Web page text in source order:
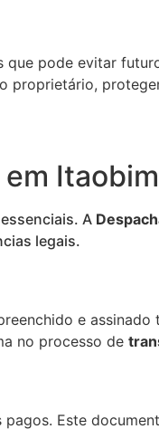
pode evitar
proprietário,
A
legais.
e
no processo de
Este